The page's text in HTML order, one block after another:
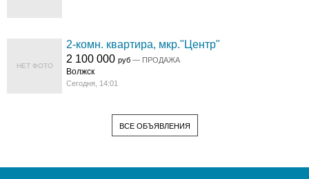
НЕТ ФОТО
2-комн. квартира, мкр."Центр"
2 100 000руб — ПРОДАЖА
Волжск
Сегодня, 14:01
ВСЕ ОБЪЯВЛЕНИЯ